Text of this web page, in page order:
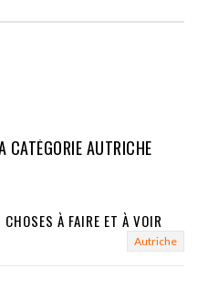
CATÉGORIE AUTRICHE
À FAIRE ET À VOIR
Autriche